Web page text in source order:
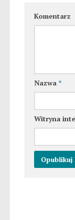
Komentarz
Nazwa *
Witryna